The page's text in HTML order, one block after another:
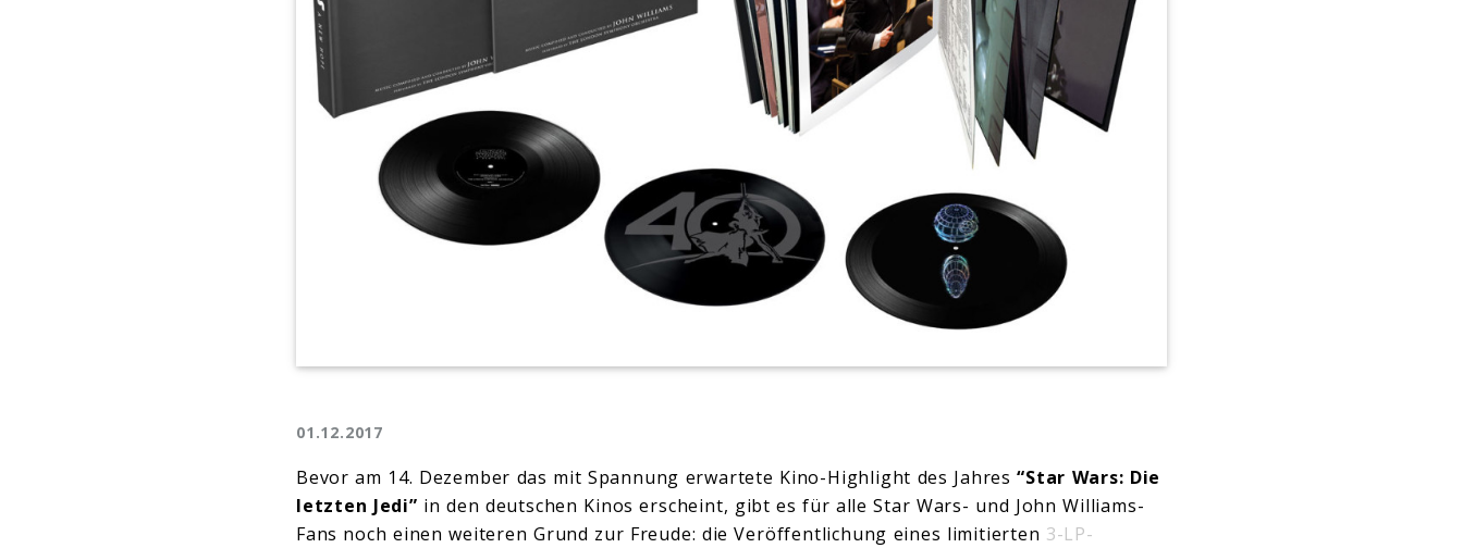
01.12.2017
Bevor am 14. Dezember das mit Spannung erwartete Kino-Highlight des Jahres“Star Wars: Die
letzten Jedi” in den deutschen Kinos erscheint, gibt es für alle Star Wars- und John Williams-
Fans noch einen weiteren Grund zur Freude: die Veröffentlichung eines limitierten 3-LP-